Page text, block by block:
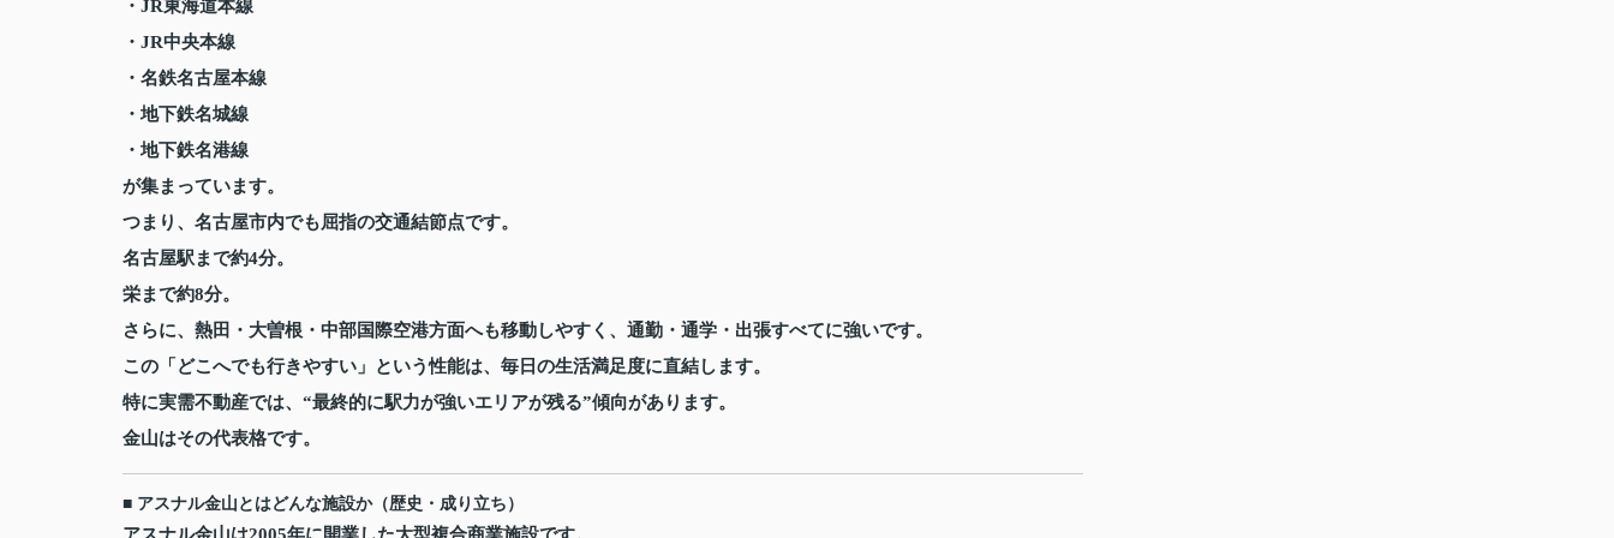
・JR東海道本線
・JR中央本線
・名鉄名古屋本線
・地下鉄名城線
・地下鉄名港線
が集まっています。
つまり、名古屋市内でも屈指の交通結節点です。
名古屋駅まで約4分。
栄まで約8分。
さらに、熱田・大曽根・中部国際空港方面へも移動しやすく、通勤・通学・出張すべてに強いです。
この「どこへでも行きやすい」という性能は、毎日の生活満足度に直結します。
特に実需不動産では、“最終的に駅力が強いエリアが残る”傾向があります。
金山はその代表格です。
■ アスナル金山とはどんな施設か（歴史・成り立ち）